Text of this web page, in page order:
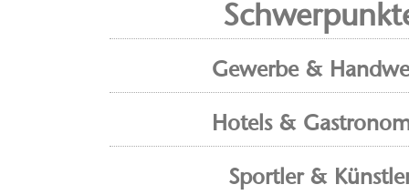
Gewerbe &
Hotels &
Sportler &